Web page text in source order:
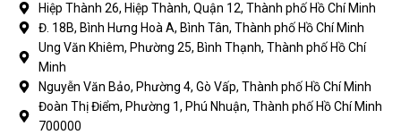
Hiệp Thành 26, Hiệp Thành, Quận 12, Thành phố Hồ Chí Minh
Đ. 18B, Bình Hưng Hoà A, Bình Tân, Thành phố Hồ Chí Minh
Ung Văn Khiêm, Phường 25, Bình Thạnh, Thành phố Hồ Chí
Minh
Nguyễn Văn Bảo, Phường 4, Gò Vấp, Thành phố Hồ Chí Minh
Đoàn Thị Điểm, Phường 1, Phú Nhuận, Thành phố Hồ Chí Minh
700000